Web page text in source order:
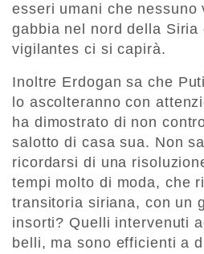
esseri umani che
gabbia nel nord della
vigilantes ci si capirà.
Inoltre Erdogan sa che
lo ascolteranno con
ha dimostrato di non
salotto di casa sua. Non
ricordarsi di una
tempi molto di moda, che
transitoria siriana, con un
insorti? Quelli intervenuti
belli, ma sono efficienti a